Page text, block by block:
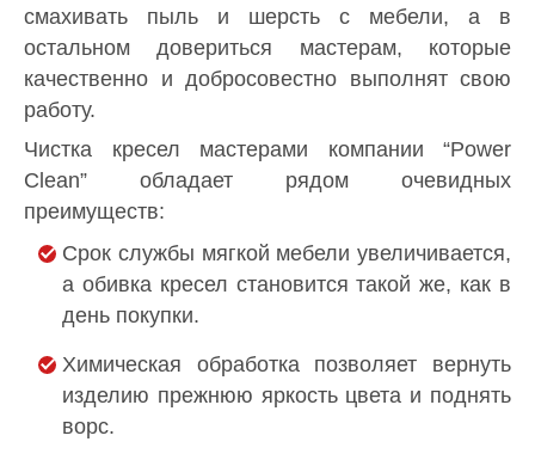
смахивать пыль и шерсть с мебели, а в
остальном довериться мастерам, которые
качественно и добросовестно выполнят свою
работу.
Чистка кресел мастерами компании “Power
Clean” обладает рядом очевидных
преимуществ:
Срок службы мягкой мебели увеличивается,
а обивка кресел становится такой же, как в
день покупки.
Химическая обработка позволяет вернуть
изделию прежнюю яркость цвета и поднять
ворс.